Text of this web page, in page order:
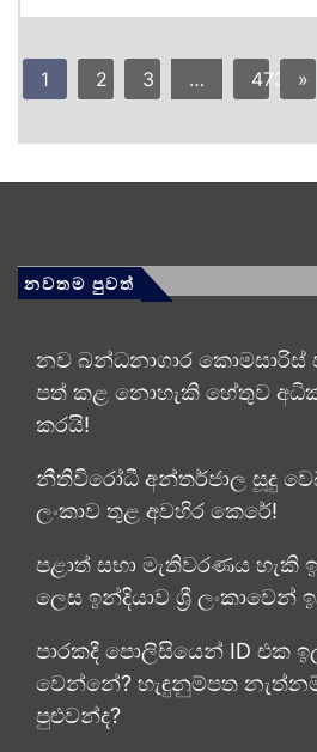
1 2 3 … 473 »
නවතම පුවත්
නව බන්ධනාගාර කොමසාරිස්
පත් කළ නොහැකි හේතුව
කරයි!
නීතිවිරෝධී අන්තර්ජාල සූදු
ලංකාව තුළ අවහිර කෙරේ!
පළාත් සභා මැතිවරණය
ලෙස ඉන්දියාව ශ්‍රී ලංකාවෙන්
පාරකදී පොලිසියෙන් ID එක
වෙන්නේ? හැඳුනුම්පත
පුළුවන්ද?